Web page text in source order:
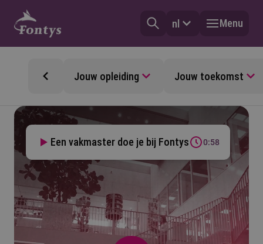
nl Menu
Jouw opleiding Jouw toekomst
Een vakmaster doe je bij Fontys 0:58